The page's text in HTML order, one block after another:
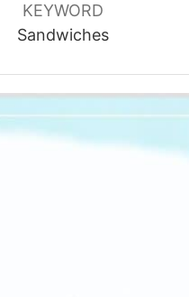
KEYWORD
Sandwiches